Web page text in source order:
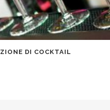
DI COCKTAIL